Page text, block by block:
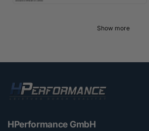
Show more
HPerformance GmbH